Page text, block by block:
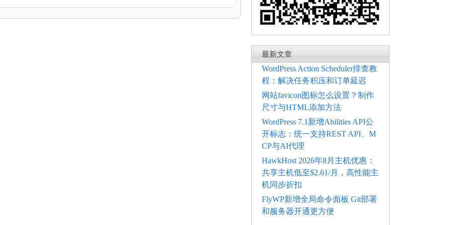
最新文章
WordPress Action Scheduler排查教
程：解决任务积压和订单延迟
网站favicon图标怎么设置？制作
尺寸与HTML添加方法
WordPress 7.1新增Abilities API公
开标志：统一支持REST API、M
CP与AI代理
HawkHost 2026年8月主机优惠：
共享主机低至$2.61/月，高性能主
机同步折扣
FlyWP新增全局命令面板 Git部署
和服务器开通更方便